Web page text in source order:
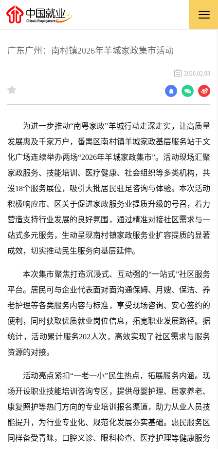
广东广州：南村镇2026年羊城家政集市活动
2026.02.03
为进一步推动“南粤家政”羊城行动走深走实，让高质量
发展惠及千家万户，番禺区南村镇羊城家政基层服务站于文
化广场连续举办两场“2026年羊城家政集市”。活动现场汇聚
家政服务、技能培训、医疗健康、社会组织等多类机构，共
设18个服务展位，吸引大批居民驻足咨询与体验。本次活动
积极响应市、区关于促进家政服务业提质升级的号召，着力
营造支持行业发展的良好氛围，通过精准对接社区需求与一
站式多元服务，生动呈现南村镇家政服务业扩容提质的显著
成效，切实推动民生服务向基层延伸。
本次集市聚焦打造沉浸式、互动强的“一站式”社区服务
平台。居民可与企业代表面对面沟通保姆、月嫂、保洁、养
老护理等各类服务内容与标准，享受现场咨询、安心签约的
便利，同时获取优质就业岗位信息，拓宽职业发展路径。据
统计，活动累计服务202人次，高效实现了社区需求与服务
资源的对接。
活动亮点紧扣“一老一小”民生热点，拓展服务内涵。现
场开设职业技能培训咨询专区，提供母婴护理、居家养老、
康复照护等热门方向的专业培训报名渠道，助力从业人员技
能提升，为行业专业化、规范化发展夯实基础。惠民服务区
同样备受青睐，口腔义诊、眼科检查、医疗护理等健康服务